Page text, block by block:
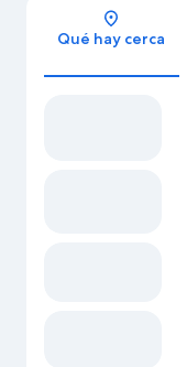
Qué hay cerca